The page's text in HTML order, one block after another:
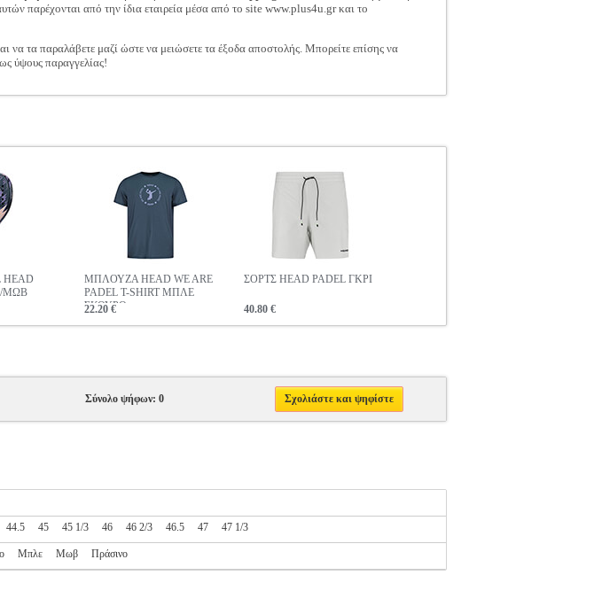
παρέχονται από την ίδια εταιρεία μέσα από το site www.plus4u.gr και το
να τα παραλάβετε μαζί ώστε να μειώσετε τα έξοδα αποστολής. Μπορείτε επίσης να
ύψους παραγγελίας!
HEAD
ΜΩΒ
ΜΠΛΟΥΖΑ HEAD WE ARE
PADEL T-SHIRT ΜΠΛΕ
ΣΚΟΥΡΟ
22.20 €
ΣΟΡΤΣ HEAD PADEL ΓΚΡΙ
40.80 €
Σύνολο ψήφων: 0 Σχολιάστε και ψηφίστε
44.5 45 45 1/3 46 46 2/3 46.5 47 47 1/3
Μπλε Μωβ Πράσινο